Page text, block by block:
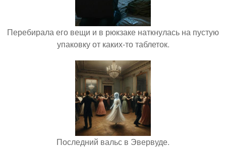
Перебирала его вещи и в рюкзаке наткнулась на пустую
упаковку от каких-то таблеток.
Последний вальс в Эвервуде.